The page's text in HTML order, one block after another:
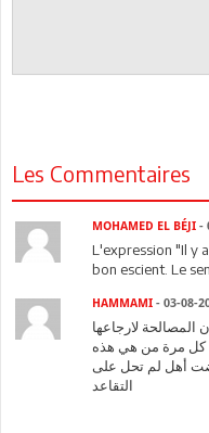
Les Commentaires
MOHAMED EL BÉJI -
L'expression "Il y
bon escient. Le
HAMMAMI - 03-08-
المصالحة لارجاعها
كل مرة من هي هذه
أهل لم تحل على
التقاعد